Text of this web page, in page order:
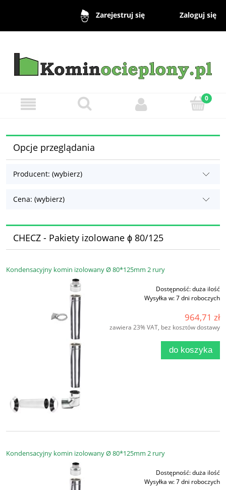
Zarejestruj się Zaloguj się
Opcje przeglądania
Producent: (wybierz)
Cena: (wybierz)
CHECZ - Pakiety izolowane ϕ 80/125
Kondensacyjny komin izolowany Ø 80*125mm 2 rury
Dostępność:duża ilość
Wysyłka w:7 dni roboczych
964,71 zł
zawiera 23% VAT, bez kosztów dostawy
do koszyka
Kondensacyjny komin izolowany Ø 80*125mm 2 rury
Dostępność:duża ilość
Wysyłka w:7 dni roboczych